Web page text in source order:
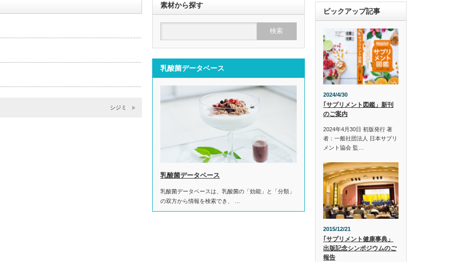
シジミ
素材から探す
乳酸菌データベース
乳酸菌データベース
乳酸菌データベースは、乳酸菌の「効能」と「分類」
の双方から情報を検索でき、 …
ピックアップ記事
2024/4/30
｢サプリメント図鑑」新刊
のご案内
2024年4月30日 初版発行 著
者：一般社団法人 日本サプリ
メント協会 監…
2015/12/21
｢サプリメント健康事典」
出版記念シンポジウムのご
報告